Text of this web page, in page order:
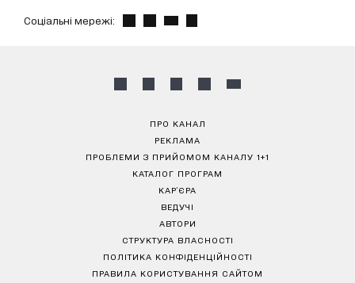
Соціальні мережі:
ПРО КАНАЛ
РЕКЛАМА
ПРОБЛЕМИ З ПРИЙОМОМ КАНАЛУ 1+1
КАТАЛОГ ПРОГРАМ
КАР’ЄРА
ВЕДУЧІ
АВТОРИ
СТРУКТУРА ВЛАСНОСТІ
ПОЛІТИКА КОНФІДЕНЦІЙНОСТІ
ПРАВИЛА КОРИСТУВАННЯ САЙТОМ